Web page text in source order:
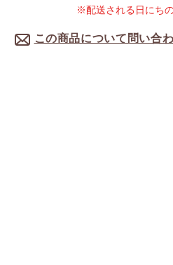
この商品について問い合
※配送される日にち